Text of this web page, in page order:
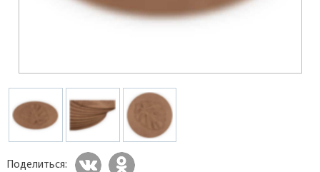
Поделиться: